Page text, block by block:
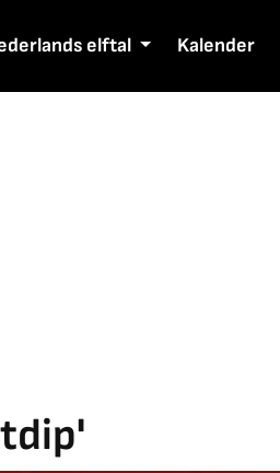
elftal Kalender